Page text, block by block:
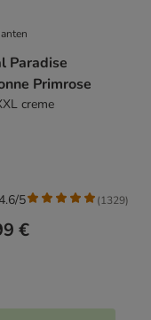
Paradise
Primrose
creme
€
5 (1329)